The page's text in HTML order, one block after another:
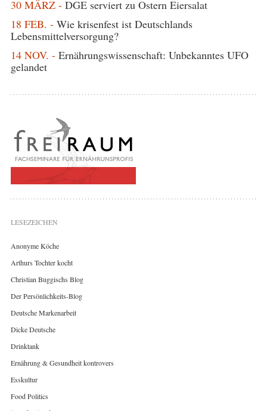
30 MÄRZ - DGE serviert zu Ostern Eiersalat
18 FEB. - Wie krisenfest ist Deutschlands
Lebensmittelversorgung?
14 NOV. - Ernährungswissenschaft: Unbekanntes UFO
gelandet
LESEZEICHEN
Anonyme Köche
Arthurs Tochter kocht
Christian Buggischs Blog
Der Persönlichkeits-Blog
Deutsche Markenarbeit
Dicke Deutsche
Drinktank
Ernährung & Gesundheit kontrovers
Esskultur
Food Politics